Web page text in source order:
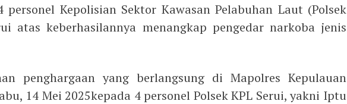
personel Kepolisian Sektor Kawasan Pelabuhan Laut (Polsek
atas keberhasilannya menangkap pengedar narkoba jenis
penghargaan yang berlangsung di Mapolres Kepulauan
14 Mei 2025kepada 4 personel Polsek KPL Serui, yakni Iptu